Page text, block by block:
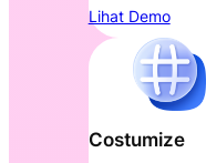
Lihat Demo
Costumize